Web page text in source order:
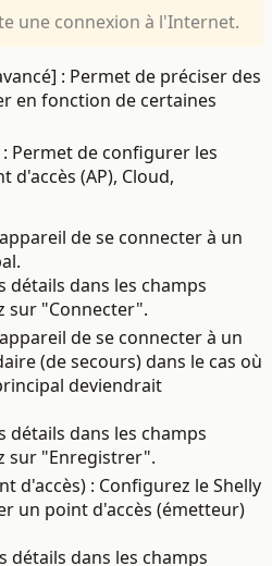
une connexion à l'Internet.
: Permet de préciser des
en fonction de certaines
Permet de configurer les
d'accès (AP), Cloud,
de se connecter à un
détails dans les champs
sur "Connecter".
de se connecter à un
(de secours) dans le cas où
deviendrait
détails dans les champs
sur "Enregistrer".
d'accès) : Configurez le Shelly
un point d'accès (émetteur)
détails dans les champs